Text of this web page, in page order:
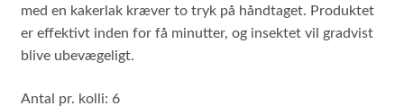
med en kakerlak kræver to tryk på håndtaget. Produktet
er effektivt inden for få minutter, og insektet vil gradvist
blive ubevægeligt.
Antal pr. kolli: 6